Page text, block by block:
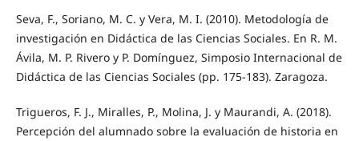
Seva, F., Soriano, M. C. y Vera, M. I. (2010). Metodología de
investigación en Didáctica de las Ciencias Sociales. En R. M.
Ávila, M. P. Rivero y P. Domínguez, Simposio Internacional de
Didáctica de las Ciencias Sociales (pp. 175-183). Zaragoza.
Trigueros, F. J., Miralles, P., Molina, J. y Maurandi, A. (2018).
Percepción del alumnado sobre la evaluación de historia en